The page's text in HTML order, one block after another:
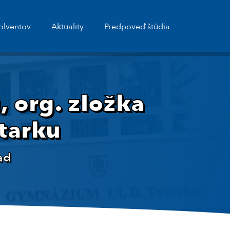
Aktuality Predpoveď štúdia
org. zložka